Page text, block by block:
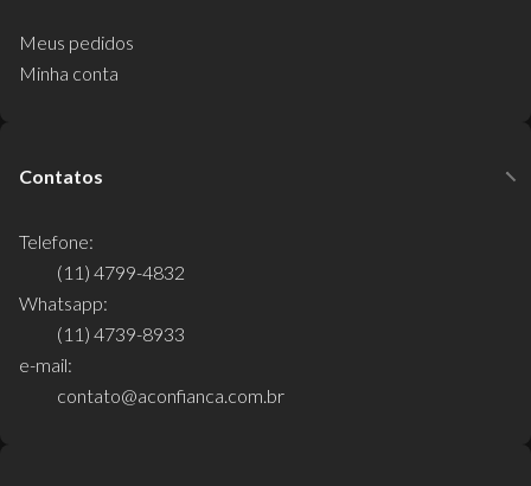
Meus pedidos
Minha conta
Contatos
Telefone:
(11) 4799-4832
Whatsapp:
(11) 4739-8933
e-mail:
contato@aconfianca.com.br